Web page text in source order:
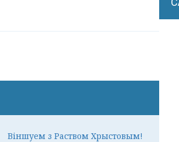
Віншуем з Раством Хрыстовым!